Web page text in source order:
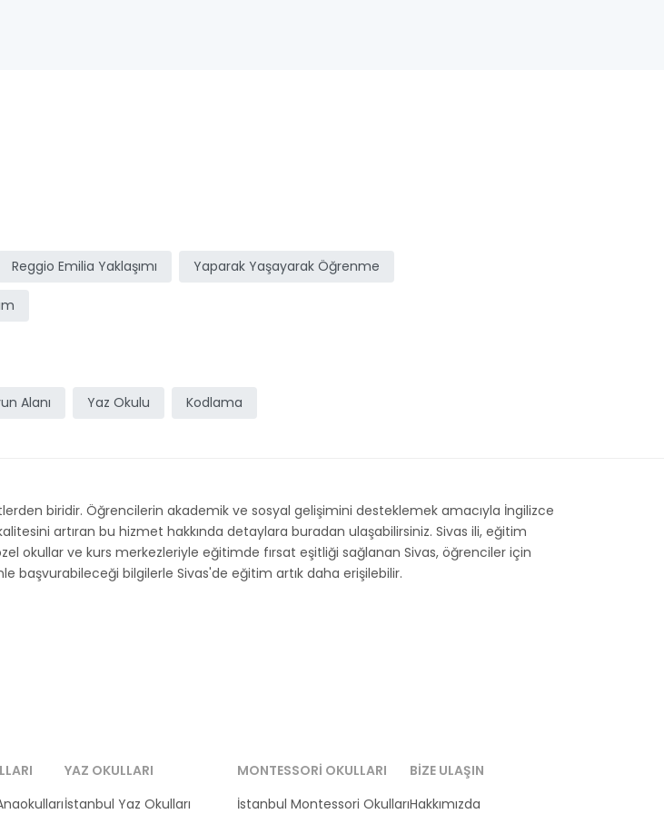
Reggio Emilia Yaklaşımı Yaparak Yaşayarak Öğrenme
Alanı Yaz Okulu Kodlama
biridir. Öğrencilerin akademik ve sosyal gelişimini desteklemek amacıyla İngilizce
artıran bu hizmet hakkında detaylara buradan ulaşabilirsiniz. Sivas ili, eğitim
okullar ve kurs merkezleriyle eğitimde fırsat eşitliği sağlanan Sivas, öğrenciler için
başvurabileceği bilgilerle Sivas'de eğitim artık daha erişilebilir.
YAZ OKULLARI
İstanbul Yaz Okulları
MONTESSORI OKULLARI
İstanbul Montessori Okulları
BIZE ULAŞIN
Hakkımızda